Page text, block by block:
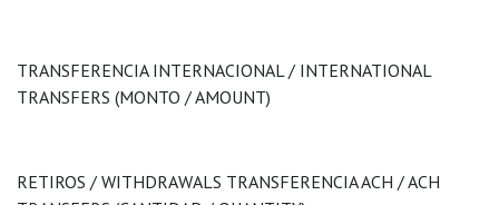
TRANSFERENCIA INTERNACIONAL / INTERNATIONAL
TRANSFERS (MONTO / AMOUNT)
RETIROS / WITHDRAWALS TRANSFERENCIA ACH / ACH